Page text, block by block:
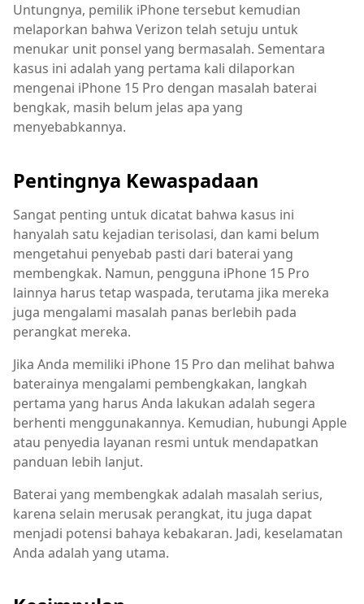
Untungnya, pemilik iPhone tersebut kemudian
melaporkan bahwa Verizon telah setuju untuk
menukar unit ponsel yang bermasalah. Sementara
kasus ini adalah yang pertama kali dilaporkan
mengenai iPhone 15 Pro dengan masalah baterai
bengkak, masih belum jelas apa yang
menyebabkannya.
Pentingnya Kewaspadaan
Sangat penting untuk dicatat bahwa kasus ini
hanyalah satu kejadian terisolasi, dan kami belum
mengetahui penyebab pasti dari baterai yang
membengkak. Namun, pengguna iPhone 15 Pro
lainnya harus tetap waspada, terutama jika mereka
juga mengalami masalah panas berlebih pada
perangkat mereka.
Jika Anda memiliki iPhone 15 Pro dan melihat bahwa
baterainya mengalami pembengkakan, langkah
pertama yang harus Anda lakukan adalah segera
berhenti menggunakannya. Kemudian, hubungi Apple
atau penyedia layanan resmi untuk mendapatkan
panduan lebih lanjut.
Baterai yang membengkak adalah masalah serius,
karena selain merusak perangkat, itu juga dapat
menjadi potensi bahaya kebakaran. Jadi, keselamatan
Anda adalah yang utama.